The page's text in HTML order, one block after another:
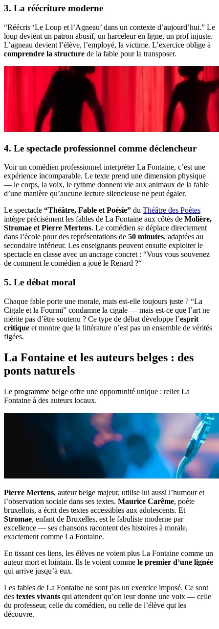
3. La réécriture moderne
“Réécris ‘Le Loup et l’Agneau’ dans un contexte d’aujourd’hui.” Le
loup devient un patron abusif, un harceleur en ligne, un prof injuste.
L’agneau devient l’élève, l’employé, la victime. L’exercice oblige à
comprendre la structure de la fable pour la transposer.
4. Le spectacle professionnel comme déclencheur
Voir un comédien professionnel interpréter La Fontaine, c’est une
expérience incomparable. Le texte prend une dimension physique
— le corps, la voix, le rythme donnent vie aux animaux de la fable
d’une manière qu’aucune lecture silencieuse ne peut égaler.
Le spectacle “Théâtre, Fable et Poésie” du Théâtre des Poètes
intègre précisément les fables de La Fontaine aux côtés de Molière,
Stromae et Pierre Mertens. Le comédien se déplace directement
dans l’école pour des représentations de 50 minutes, adaptées au
secondaire inférieur. Les enseignants peuvent ensuite exploiter le
spectacle en classe avec un ancrage concret : “Vous vous souvenez
de comment le comédien a joué le Renard ?“
5. Le débat moral
Chaque fable porte une morale, mais est-elle toujours juste ? “La
Cigale et la Fourmi” condamne la cigale — mais est-ce que l’art ne
mérite pas d’être soutenu ? Ce type de débat développe l’esprit
critique et montre que la littérature n’est pas un ensemble de vérités
figées.
La Fontaine et les auteurs belges : des
ponts naturels
Le programme belge offre une opportunité unique : relier La
Fontaine à des auteurs locaux.
Pierre Mertens, auteur belge majeur, utilise lui aussi l’humour et
l’observation sociale dans ses textes. Maurice Carême, poète
bruxellois, a écrit des textes accessibles aux adolescents. Et
Stromae, enfant de Bruxelles, est le fabuliste moderne par
excellence — ses chansons racontent des histoires à morale,
exactement comme La Fontaine.
En tissant ces liens, les élèves ne voient plus La Fontaine comme un
auteur mort et lointain. Ils le voient comme le premier d’une lignée
qui arrive jusqu’à eux.
Les fables de La Fontaine ne sont pas un exercice imposé. Ce sont
des textes vivants qui attendent qu’on leur donne une voix — celle
du professeur, celle du comédien, ou celle de l’élève qui les
découvre.